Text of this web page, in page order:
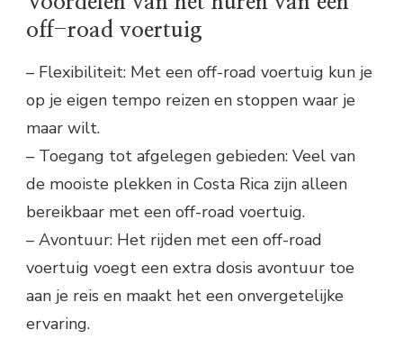
off-road voertuig
– Flexibiliteit: Met een off-road voertuig kun je
op je eigen tempo reizen en stoppen waar je
maar wilt.
– Toegang tot afgelegen gebieden: Veel van
de mooiste plekken in Costa Rica zijn alleen
bereikbaar met een off-road voertuig.
– Avontuur: Het rijden met een off-road
voertuig voegt een extra dosis avontuur toe
aan je reis en maakt het een onvergetelijke
ervaring.